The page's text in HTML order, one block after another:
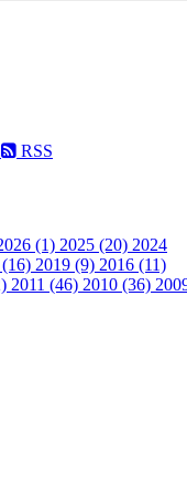
RSS
(1) 2025 (20) 2024
2019 (9) 2016 (11)
2011 (46) 2010 (36)